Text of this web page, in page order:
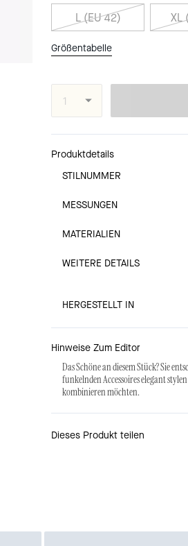
L (EU 42) XL
Größentabelle
Produktdetails
STILNUMMER
MESSUNGEN
MATERIALIEN
WEITERE DETAILS
HERGESTELLT IN
Hinweise Zum Editor
Das Schöne an diesem Stück? Sie
funkelnden Accessoires elegant
kombinieren möchten.
Dieses Produkt teilen